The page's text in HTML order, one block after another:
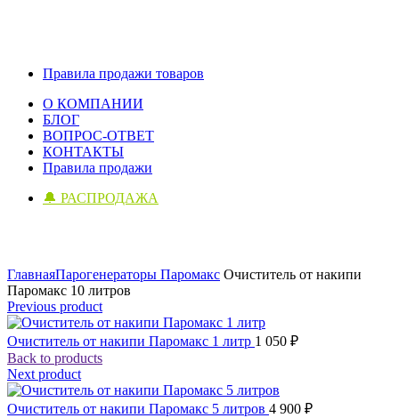
Правила продажи товаров
О КОМПАНИИ
БЛОГ
ВОПРОС-ОТВЕТ
КОНТАКТЫ
Правила продажи
🔔 РАСПРОДАЖА
ГлавнаяПарогенераторы Паромакс Очиститель от накипи
Паромакс 10 литров
Previous product
Очиститель от накипи Паромакс 1 литр 1 050 ₽
Back to products
Next product
Очиститель от накипи Паромакс 5 литров 4 900 ₽